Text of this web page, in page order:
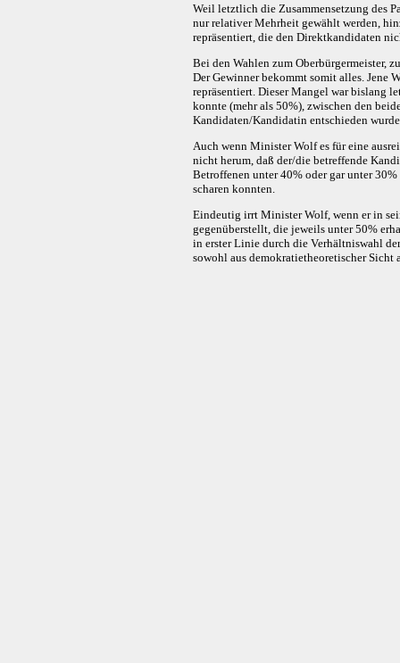
Weil letztlich die Zusammensetzung des
nur relativer Mehrheit gewählt werden,
repräsentiert, die den Direktkandidaten
Bei den Wahlen zum Oberbürgermeister,
Der Gewinner bekommt somit alles. Jene
repräsentiert. Dieser Mangel war bislang
konnte (mehr als 50%), zwischen den
Kandidaten/Kandidatin entschieden
Auch wenn Minister Wolf es für eine
nicht herum, daß der/die betreffende
Betroffenen unter 40% oder gar unter
scharen konnten.
Eindeutig irrt Minister Wolf, wenn er in
gegenüberstellt, die jeweils unter 50%
in erster Linie durch die Verhältniswahl
sowohl aus demokratietheoretischer Sicht